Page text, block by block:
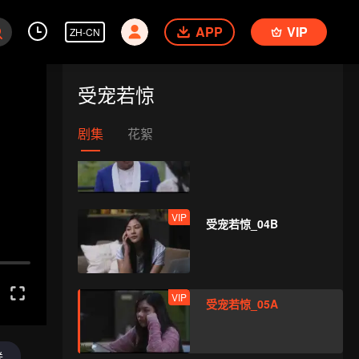
ZH-CN APP VIP
受宠若惊
剧集 花絮
VIP 受宠若惊_04B
VIP 受宠若惊_05A